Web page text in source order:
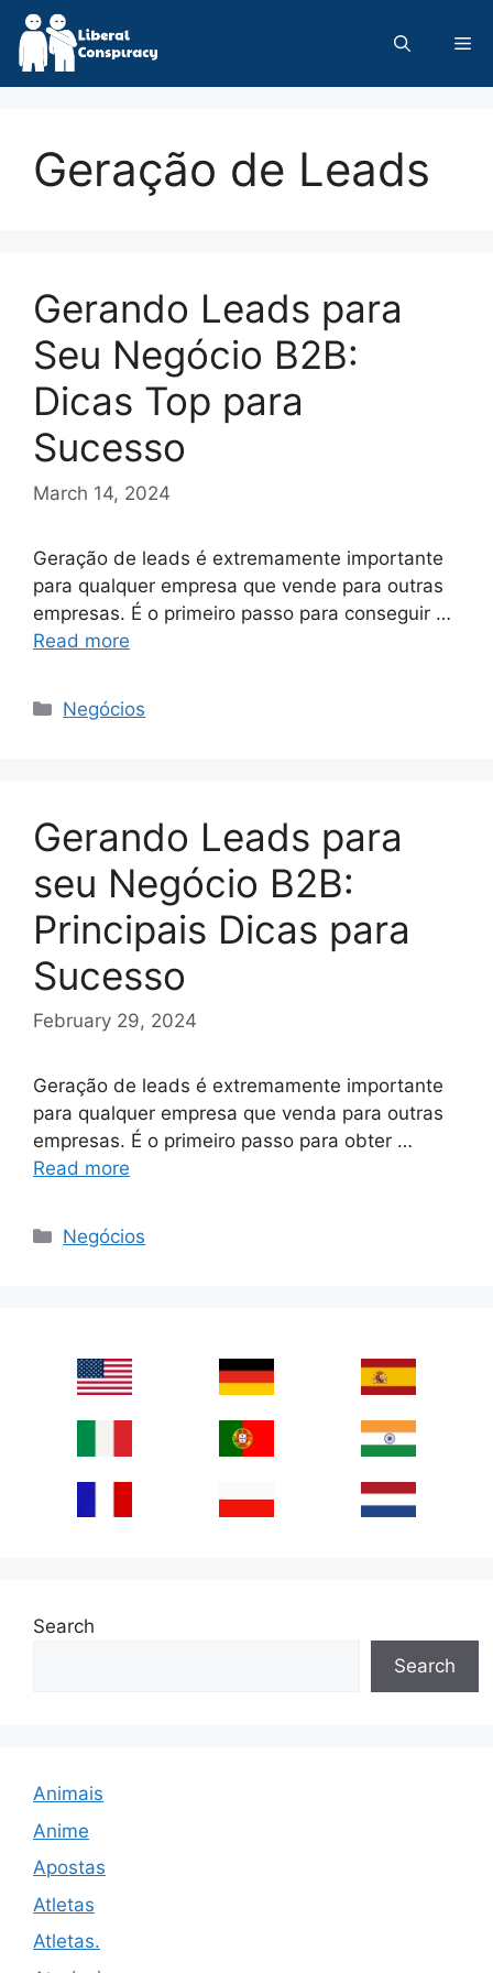
Skip
content
Geração de Leads
Gerando Leads para
Seu Negócio B2B:
Dicas Top para
Sucesso
March 14, 2024
Geração de leads é extremamente importante
para qualquer empresa que vende para outras
empresas. É o primeiro passo para conseguir …
Read more
Categories
Negócios
Gerando Leads para
seu Negócio B2B:
Principais Dicas para
Sucesso
February 29, 2024
Geração de leads é extremamente importante
para qualquer empresa que venda para outras
empresas. É o primeiro passo para obter …
Read more
Categories
Negócios
Search
Search
Animais
Anime
Apostas
Atletas
Atletas.